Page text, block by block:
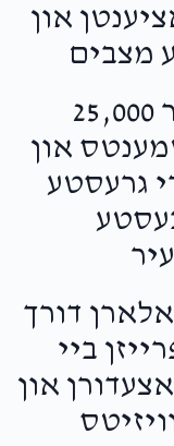
און
מצבים
• צוגעשטעלט איבער 25,000
און
גרעסטע
דורך
ביי
און